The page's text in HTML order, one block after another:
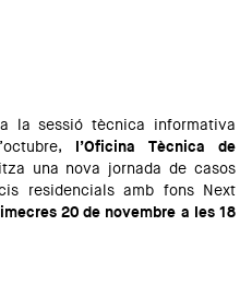
la Facturació Electrònica i Verifactu
a lasessió tècnica informativa
, l’Oficina Tècnica de
una nova jornada de casos
residencials amb fons Next
20 de novembre a les 18